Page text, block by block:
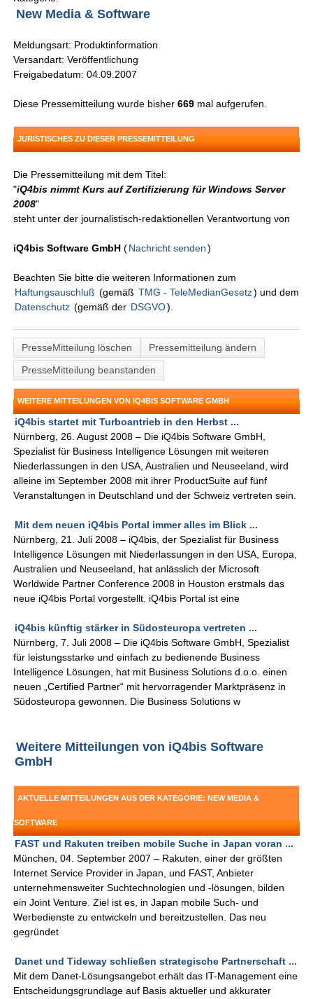
New Media & Software
Meldungsart: Produktinformation
Versandart: Veröffentlichung
Freigabedatum: 04.09.2007
Diese Pressemitteilung wurde bisher669 mal aufgerufen.
JURISTISCHES ZU DIESER PRESSEMITTEILUNG
Die Pressemitteilung mit dem Titel:
"iQ4bis nimmt Kurs auf Zertifizierung für Windows Server
2008"
steht unter der journalistisch-redaktionellen Verantwortung von
iQ4bis Software GmbH (Nachricht senden )
Beachten Sie bitte die weiteren Informationen zum
Haftungsauschluß (gemäß TMG - TeleMedianGesetz) und dem
Datenschutz (gemäß der DSGVO).
PresseMitteilung löschen
Pressemitteilung ändern
PresseMitteilung beanstanden
WEITERE MITTEILUNGEN VON IQ4BIS SOFTWARE GMBH
iQ4bis startet mit Turboantrieb in den Herbst ...
Nürnberg, 26. August 2008 – Die iQ4bis Software GmbH,
Spezialist für Business Intelligence Lösungen mit weiteren
Niederlassungen in den USA, Australien und Neuseeland, wird
alleine im September 2008 mit ihrer ProductSuite auf fünf
Veranstaltungen in Deutschland und der Schweiz vertreten sein.
Mit dem neuen iQ4bis Portal immer alles im Blick ...
Nürnberg, 21. Juli 2008 – iQ4bis, der Spezialist für Business
Intelligence Lösungen mit Niederlassungen in den USA, Europa,
Australien und Neuseeland, hat anlässlich der Microsoft
Worldwide Partner Conference 2008 in Houston erstmals das
neue iQ4bis Portal vorgestellt. iQ4bis Portal ist eine
iQ4bis künftig stärker in Südosteuropa vertreten ...
Nürnberg, 7. Juli 2008 – Die iQ4bis Software GmbH, Spezialist
für leistungsstarke und einfach zu bedienende Business
Intelligence Lösungen, hat mit Business Solutions d.o.o. einen
neuen „Certified Partner“ mit hervorragender Marktpräsenz in
Südosteuropa gewonnen. Die Business Solutions w
Weitere Mitteilungen von iQ4bis Software
GmbH
AKTUELLE MITTEILUNGEN AUS DER KATEGORIE: NEW MEDIA &
SOFTWARE
FAST und Rakuten treiben mobile Suche in Japan voran ...
München, 04. September 2007 – Rakuten, einer der größten
Internet Service Provider in Japan, und FAST, Anbieter
unternehmensweiter Suchtechnologien und -lösungen, bilden
ein Joint Venture. Ziel ist es, in Japan mobile Such- und
Werbedienste zu entwickeln und bereitzustellen. Das neu
gegründet
Danet und Tideway schließen strategische Partnerschaft ...
Mit dem Danet-Lösungsangebot erhält das IT-Management eine
Entscheidungsgrundlage auf Basis aktueller und akkurater